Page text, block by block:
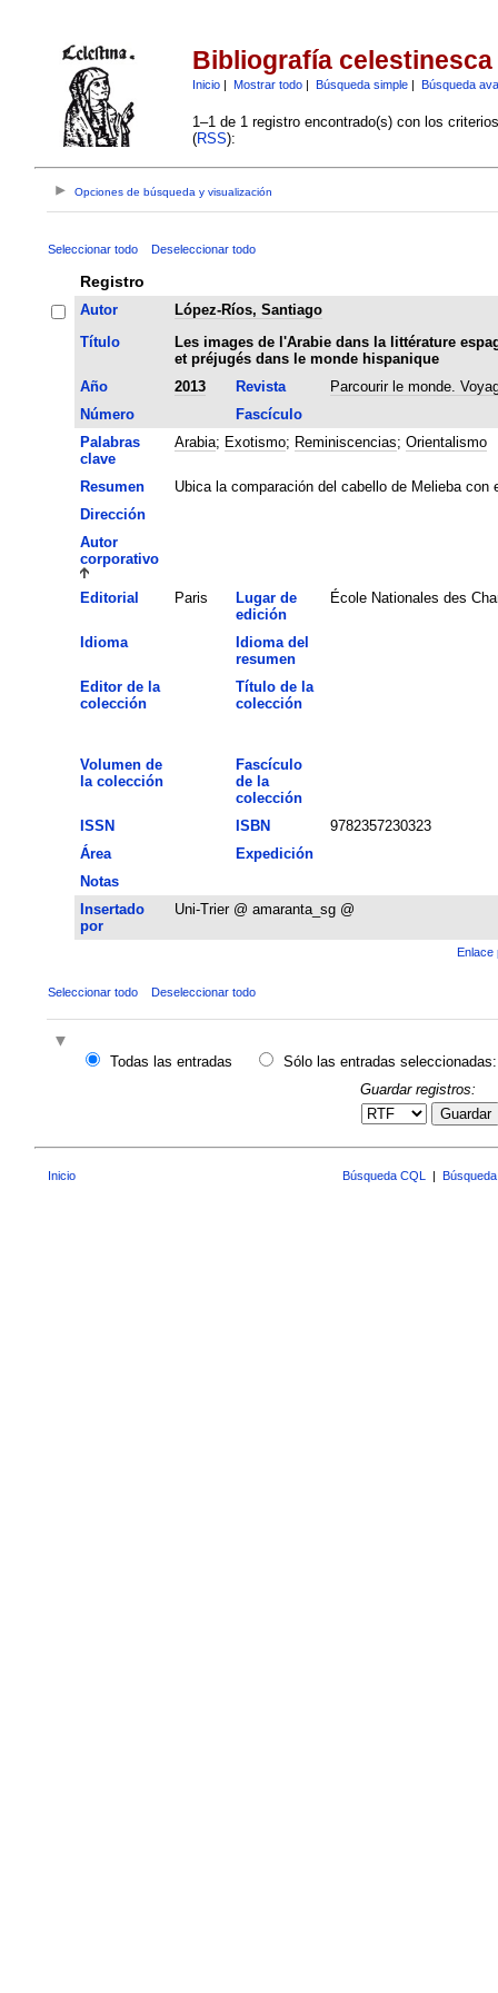
Bibliografía celestinesca
Inicio| Mostrar todo| Búsqueda simple| Búsqueda
1–1 de 1 registro encontrado(s) con los
(RSS):
Opciones de búsqueda y visualización
Seleccionar todo Deseleccionar todo
Registro
Autor
López-Ríos, Santiago
Título
Les images de l'Arabie dans la littérature
et préjugés dans le monde hispanique
Año
2013 Revista
Parcourir le monde.
Número
Fascículo
Palabras
clave
Arabia; Exotismo; Reminiscencias; Orientalismo
Resumen
Ubica la comparación del cabello de Melieba con
Dirección
Autor
corporativo
Editorial Paris
Lugar de
edición
École Nationales des
Idioma
Idioma del
resumen
Editor de la
colección
Título de la
colección
Volumen de
la colección
Fascículo
de la
colección
ISSN
ISBN
9782357230323
Área
Expedición
Notas
Insertado
por
Uni-Trier @ amaranta_sg @
Enlace
Seleccionar todo Deseleccionar todo
Todas las entradas
Sólo las entradas seleccionadas:
Guardar registros:
Guardar
Inicio Búsqueda CQL